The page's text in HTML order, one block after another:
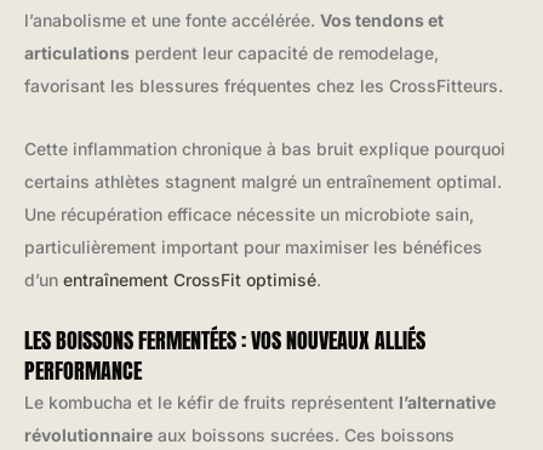
l’anabolisme et une fonte accélérée. Vos tendons et
articulations perdent leur capacité de remodelage,
favorisant les blessures fréquentes chez les CrossFitteurs.
Cette inflammation chronique à bas bruit explique pourquoi
certains athlètes stagnent malgré un entraînement optimal.
Une récupération efficace nécessite un microbiote sain,
particulièrement important pour maximiser les bénéfices
d’un entraînement CrossFit optimisé.
LES BOISSONS FERMENTÉES : VOS NOUVEAUX ALLIÉS
PERFORMANCE
Le kombucha et le kéfir de fruits représentent l’alternative
révolutionnaire aux boissons sucrées. Ces boissons